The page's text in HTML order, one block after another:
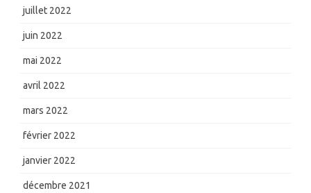
juillet 2022
juin 2022
mai 2022
avril 2022
mars 2022
février 2022
janvier 2022
décembre 2021